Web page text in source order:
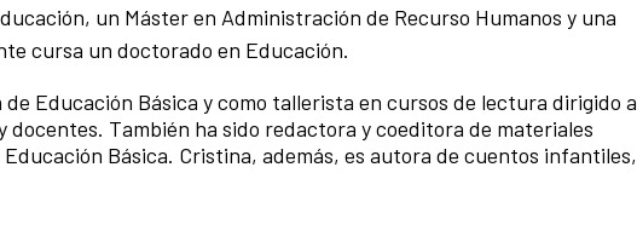
un Máster en Administración de Recurso Humanos y una
cursa un doctorado en Educación.
Educación Básica y como tallerista en cursos de lectura dirigido a
También ha sido redactora y coeditora de materiales
Básica. Cristina, además, es autora de cuentos infantiles,